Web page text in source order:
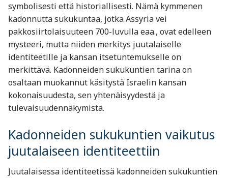
symbolisesti että historiallisesti. Nämä kymmenen
kadonnutta sukukuntaa, jotka Assyria vei
pakkosiirtolaisuuteen 700-luvulla eaa., ovat edelleen
mysteeri, mutta niiden merkitys juutalaiselle
identiteetille ja kansan itsetuntemukselle on
merkittävä. Kadonneiden sukukuntien tarina on
osaltaan muokannut käsitystä Israelin kansan
kokonaisuudesta, sen yhtenäisyydestä ja
tulevaisuudennäkymistä.
Kadonneiden sukukuntien vaikutus
juutalaiseen identiteettiin
Juutalaisessa identiteetissä kadonneiden sukukuntien